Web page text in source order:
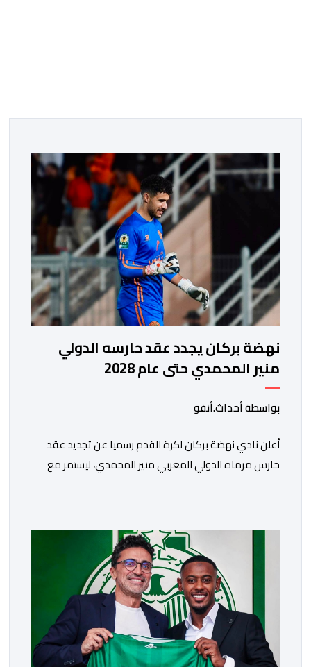
نهضة بركان يجدد عقد حارسه الدولي
منير المحمدي حتى عام 2028
بواسطة أحداث.أنفو
​أعلن نادي نهضة بركان لكرة القدم رسميا عن تجديد عقد
حارس مرماه الدولي المغربي منير المحمدي، ليستمر مع
الاجتماعي، مصحوبا بعبارة “الرحلة مستمرة”، في إشارة إلى
رغبة الإدارة في الحفاظ على ركائز الفريق والتعزيز من
استقراره الفني […]